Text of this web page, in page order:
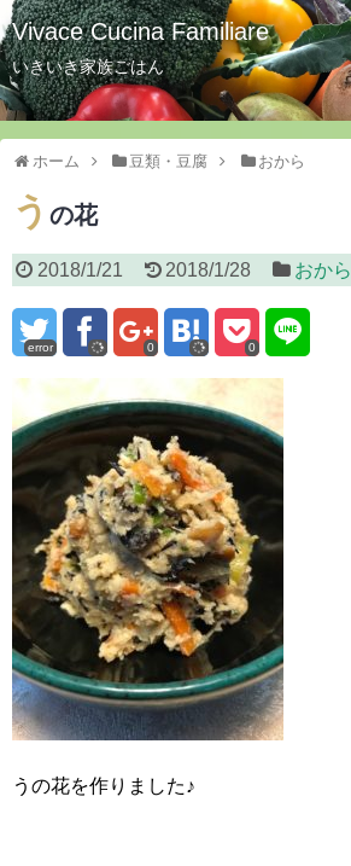
Vivace Cucina Familiare
いきいき家族ごはん
ホーム 豆類・豆腐 おから
う の花
2018/1/21 2018/1/28 おから
error 0 0
うの花を作りました♪